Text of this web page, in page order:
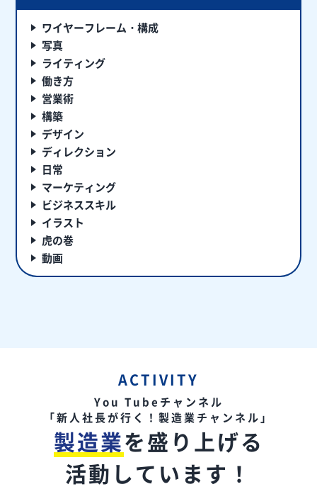
ワイヤーフレーム・構成
写真
ライティング
働き方
営業術
構築
デザイン
ディレクション
日常
マーケティング
ビジネススキル
イラスト
虎の巻
動画
ACTIVITY
You Tubeチャンネル
「新人社長が行く！製造業チャンネル」
製造業を盛り上げる
活動しています！